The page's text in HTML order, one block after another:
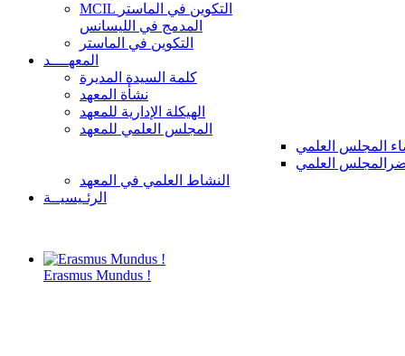
MCIL التكوين في الماستر
المدمج في الليسانس
التكوين في الماستر
المعهــــد
كلمة السيدة المديرة
نشأة المعهد
الهيكلة الإدارية للمعهد
المجلس العلمي للمعهد
المجلس العلمي
العلمي
النشاط العلمي في المعهد
الرئـيسيــة
Erasmus Mundus !